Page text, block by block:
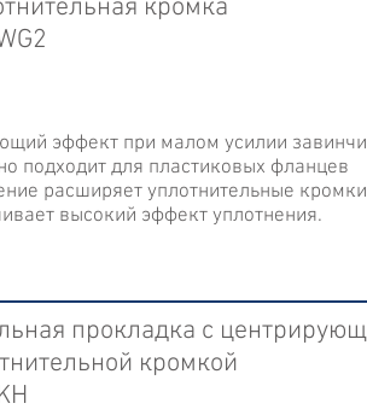
кромка
эффект при малом усилии
подходит для пластиковых фланцев
расширяет уплотнительные
высокий эффект уплотнения.
прокладка с
кромкой